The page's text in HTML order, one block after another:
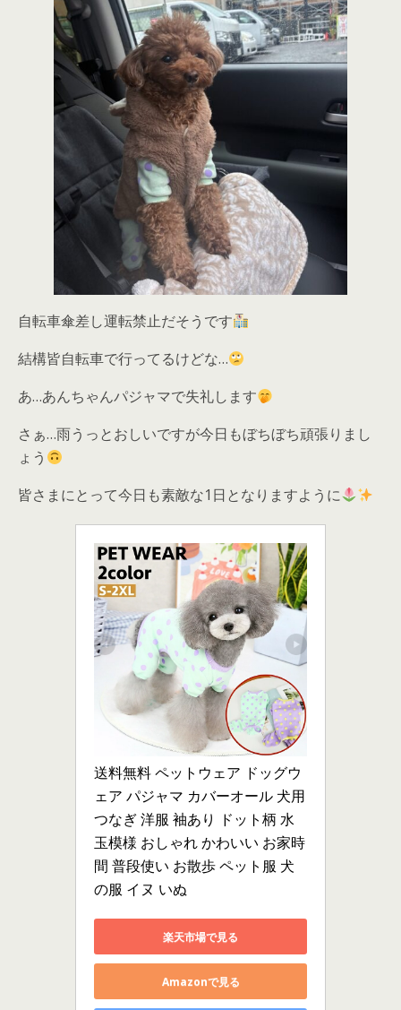
自転車傘差し運転禁止だそうです
結構皆自転車で行ってるけどな…
あ…あんちゃんパジャマで失礼します
さぁ…雨うっとおしいですが今日もぼちぼち頑張りまし
ょう
皆さまにとって今日も素敵な1日となりますように
送料無料 ペットウェア ドッグウ
ェア パジャマ カバーオール 犬用
つなぎ 洋服 袖あり ドット柄 水
玉模様 おしゃれ かわいい お家時
間 普段使い お散歩 ペット服 犬
の服 イヌ いぬ
楽天市場で見る
Amazonで見る